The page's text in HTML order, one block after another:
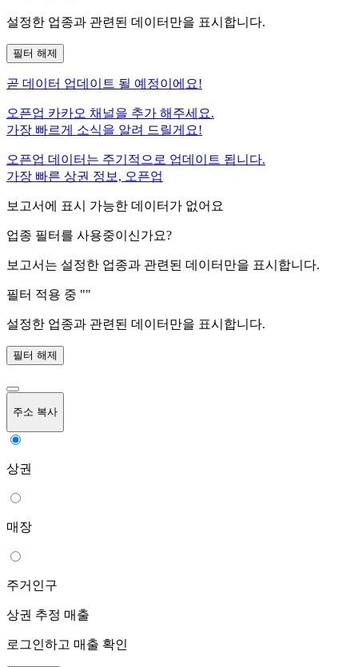
설정한 업종과 관련된 데이터만을 표시합니다.
필터 해제
곧 데이터 업데이트 될 예정이에요!
오픈업 카카오 채널을 추가 해주세요.
가장 빠르게 소식을 알려 드릴게요!
오픈업 데이터는 주기적으로 업데이트 됩니다.
가장 빠른 상권 정보, 오픈업
보고서에 표시 가능한 데이터가 없어요
업종 필터를 사용중이신가요?
보고서는 설정한 업종과 관련된 데이터만을 표시합니다.
필터 적용 중 ""
설정한 업종과 관련된 데이터만을 표시합니다.
필터 해제
주소 복사
상권
매장
주거인구
상권 추정 매출
로그인하고 매출 확인